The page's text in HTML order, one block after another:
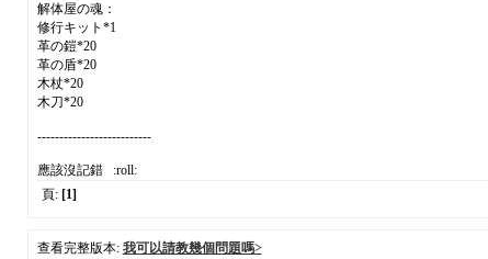
解体屋の魂：
修行キット*1
革の鎧*20
革の盾*20
木杖*20
木刀*20
--------------------------
應該沒記錯 :roll:
頁: [1]
查看完整版本: 我可以請教幾個問題嗎>